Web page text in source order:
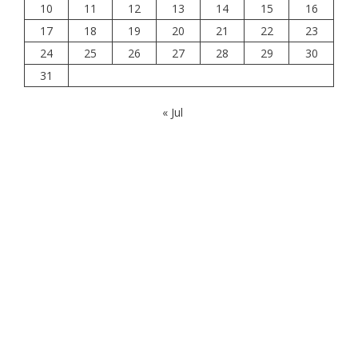
10
11 12 13 14 15
16
17
18 19 20 21 22
23
24
25 26 27 28 29
30
31
« Jul